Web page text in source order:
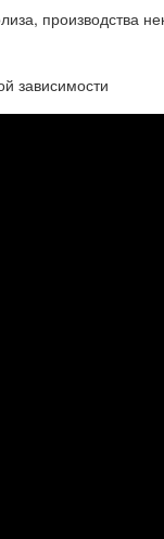
производства
зависимости